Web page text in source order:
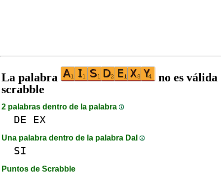
La palabra
no es válida
scrabble
2 palabras dentro de la palabra
DE EX
Una palabra dentro de la palabra DaI
SI
Puntos de Scrabble